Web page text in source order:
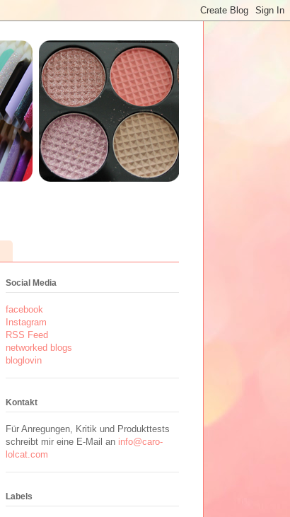
Social Media
facebook
Instagram
RSS Feed
networked blogs
bloglovin
Kontakt
Für Anregungen, Kritik und Produkttests
schreibt mir eine E-Mail an info@caro-
lolcat.com
Labels